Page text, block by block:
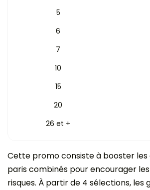
5
6
7
10
15
20
26 et +
Cette promo consiste à booster les
paris combinés pour encourager
risques. À partir de 4 sélections, les